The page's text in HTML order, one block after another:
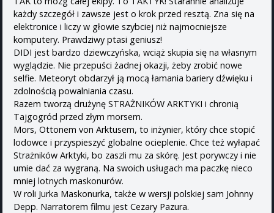
każdy szczegół i zawsze jest o krok przed resztą. Zna się na
elektronice i liczy w głowie szybciej niż najmocniejsze
komputery. Prawdziwy ptasi geniusz!
DIDI jest bardzo dziewczyńska, wciąż skupia się na własnym
wyglądzie. Nie przepuści żadnej okazji, żeby zrobić nowe
selfie. Meteoryt obdarzył ją mocą łamania bariery dźwięku i
zdolnością powalniania czasu.
Razem tworzą drużynę STRAŻNIKÓW ARKTYKI i chronią
Tajgogród przed złym morsem.
Mors, Ottonem von Arktusem, to inżynier, który chce stopić
lodowce i przyspieszyć globalne ocieplenie. Chce też wyłapać
Strażników Arktyki, bo zaszli mu za skórę. Jest porywczy i nie
umie dać za wygraną. Na swoich usługach ma paczkę nieco
mniej lotnych maskonurów.
W roli Jurka Maskonurka, także w wersji polskiej sam Johnny
Depp. Narratorem filmu jest Cezary Pazura.